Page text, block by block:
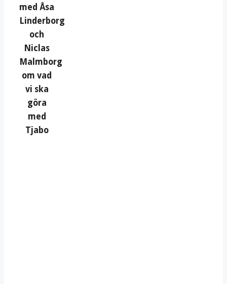
med Åsa
Linderborg
och
Niclas
Malmborg
om vad
vi ska
göra
med
Tjabo